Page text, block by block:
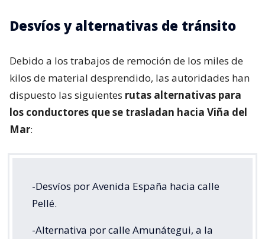
Desvíos y alternativas de tránsito
Debido a los trabajos de remoción de los miles de
kilos de material desprendido, las autoridades han
dispuesto las siguientes rutas alternativas para
los conductores que se trasladan hacia Viña del
Mar:
-Desvíos por Avenida España hacia calle
Pellé.
-Alternativa por calle Amunátegui, a la